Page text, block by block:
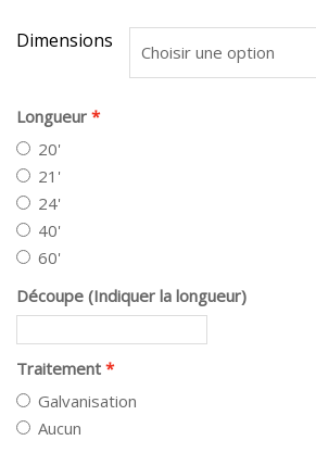
Dimensions
Longueur
20'
21'
24'
40'
60'
Découpe (Indiquer la longueur)
Traitement
Galvanisation
Aucun